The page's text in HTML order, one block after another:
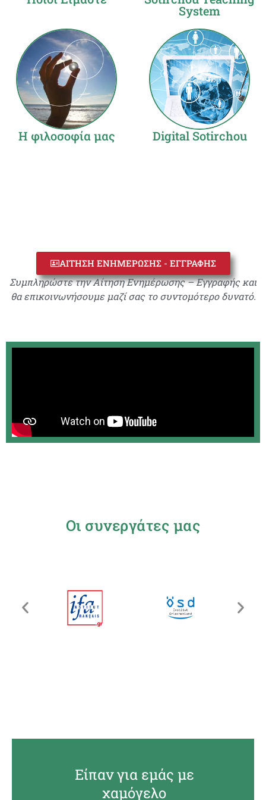
System
Η φιλοσοφία μας Digital Sotirchou
ΑΙΤΗΣΗ ΕΝΗΜΕΡΩΣΗΣ - ΕΓΓΡΑΦΗΣ
Συμπληρώστε την Αίτηση Ενημέρωσης – Εγγραφής και
θα επικοινωνήσουμε μαζί σας το συντομότερο δυνατό.
Οι συνεργάτες μας
Είπαν για εμάς με
χαμόγελο